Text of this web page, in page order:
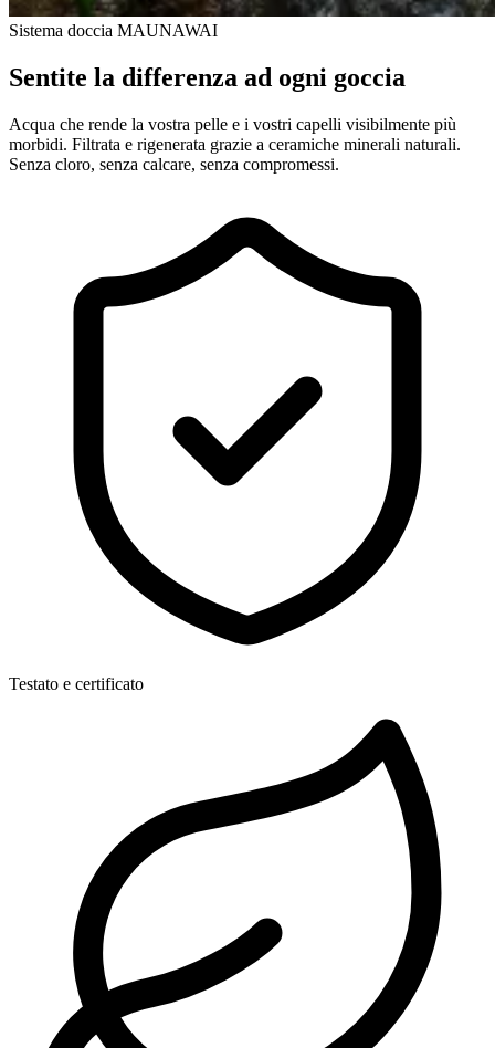
Sistema doccia MAUNAWAI
Sentite la differenza ad ogni goccia
Acqua che rende la vostra pelle e i vostri capelli visibilmente più
morbidi. Filtrata e rigenerata grazie a ceramiche minerali naturali.
Senza cloro, senza calcare, senza compromessi.
Testato e certificato